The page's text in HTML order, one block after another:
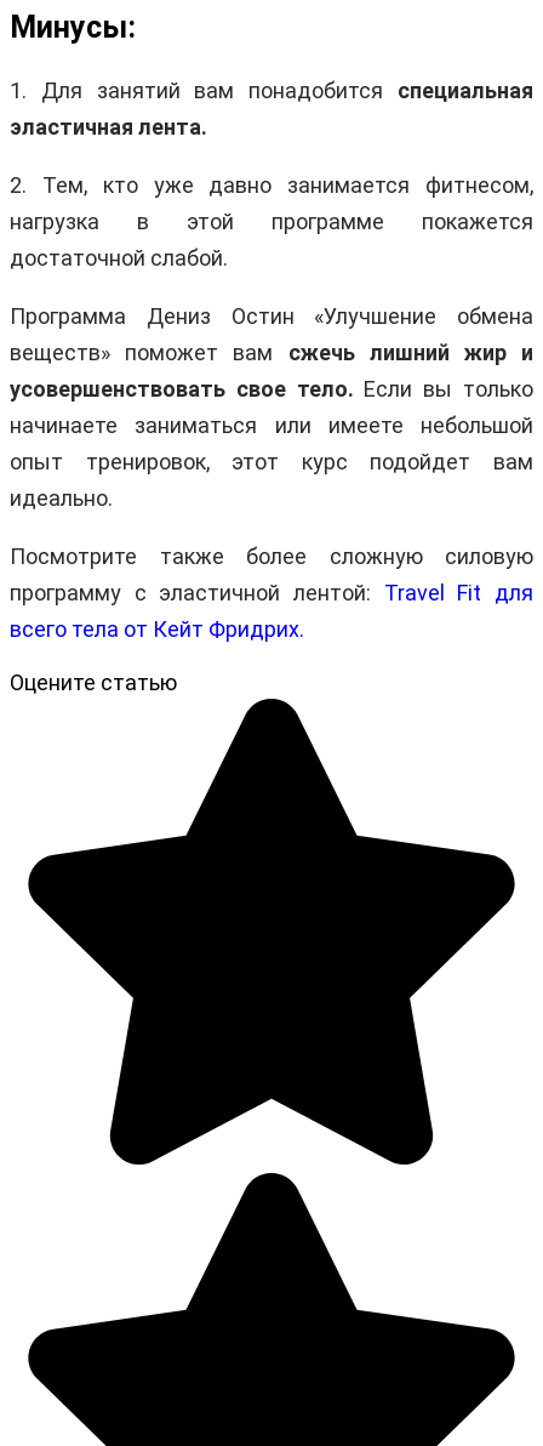
Минусы:
1. Для занятий вам понадобится специальная
эластичная лента.
2. Тем, кто уже давно занимается фитнесом,
нагрузка в этой программе покажется
достаточной слабой.
Программа Дениз Остин «Улучшение обмена
веществ» поможет вам сжечь лишний жир и
усовершенствовать свое тело. Если вы только
начинаете заниматься или имеете небольшой
опыт тренировок, этот курс подойдет вам
идеально.
Посмотрите также более сложную силовую
программу с эластичной лентой: Travel Fit для
всего тела от Кейт Фридрих.
Оцените статью